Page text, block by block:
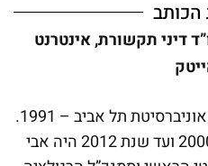
הכותב
דיני תקשורת, אינטרנט
בוגר משפטים אוניברסיטת תל אביב – 1991.
החל משנת 2000 ועד שנת 2012 היה אבי